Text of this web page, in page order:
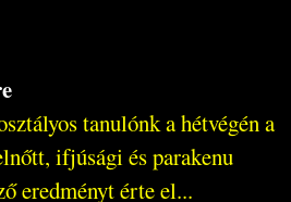
tanulónk a hétvégén a
ifjúsági és parakenu
eredményt érte el...